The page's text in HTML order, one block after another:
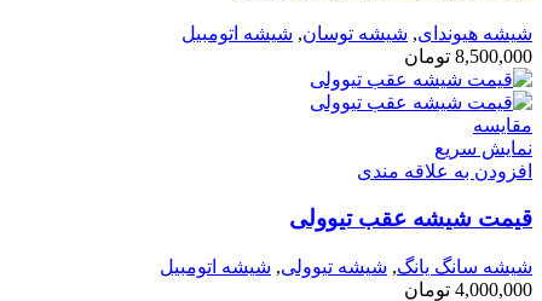
شیشه هیوندای, شیشه توسان, شیشه اتومبیل
8,500,000 تومان
مقايسه
نمایش سریع
افزودن به علاقه مندی
قیمت شیشه عقب تیوولی
شیشه سانگ یانگ, شیشه تیوولی, شیشه اتومبیل
4,000,000 تومان